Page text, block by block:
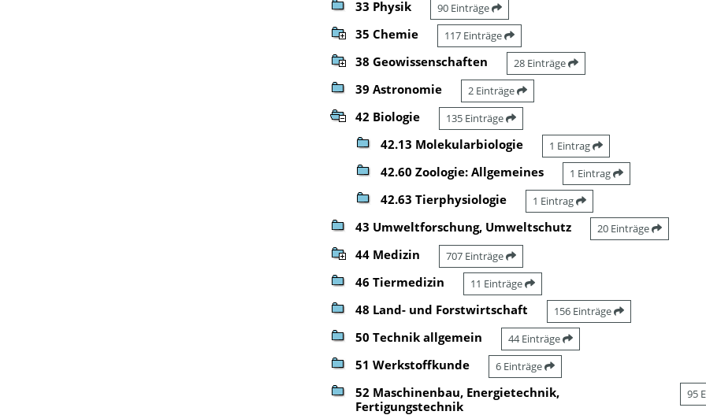
33 Physik 90 Einträge
35 Chemie 117 Einträge
38 Geowissenschaften 28 Einträge
39 Astronomie 2 Einträge
42 Biologie 135 Einträge
42.13 Molekularbiologie 1 Eintrag
42.60 Zoologie: Allgemeines 1 Eintrag
42.63 Tierphysiologie 1 Eintrag
43 Umweltforschung, Umweltschutz 20 Einträge
44 Medizin 707 Einträge
46 Tiermedizin 11 Einträge
48 Land- und Forstwirtschaft 156 Einträge
50 Technik allgemein 44 Einträge
51 Werkstoffkunde 6 Einträge
52 Maschinenbau, Energietechnik,
Fertigungstechnik
95